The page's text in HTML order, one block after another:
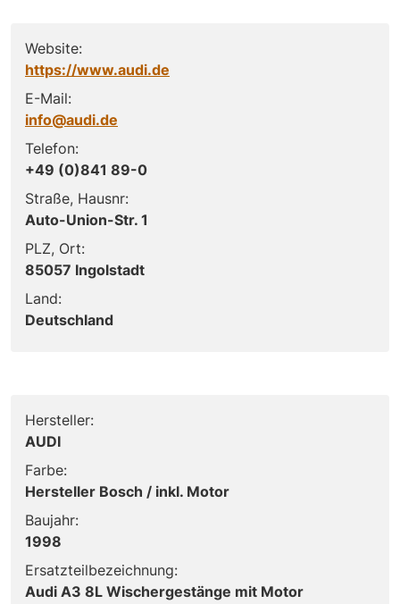
Website:
https://www.audi.de
E-Mail:
info@audi.de
Telefon:
+49 (0)841 89-0
Straße, Hausnr:
Auto-Union-Str. 1
PLZ, Ort:
85057 Ingolstadt
Land:
Deutschland
Hersteller:
AUDI
Farbe:
Hersteller Bosch / inkl. Motor
Baujahr:
1998
Ersatzteilbezeichnung:
Audi A3 8L Wischergestänge mit Motor